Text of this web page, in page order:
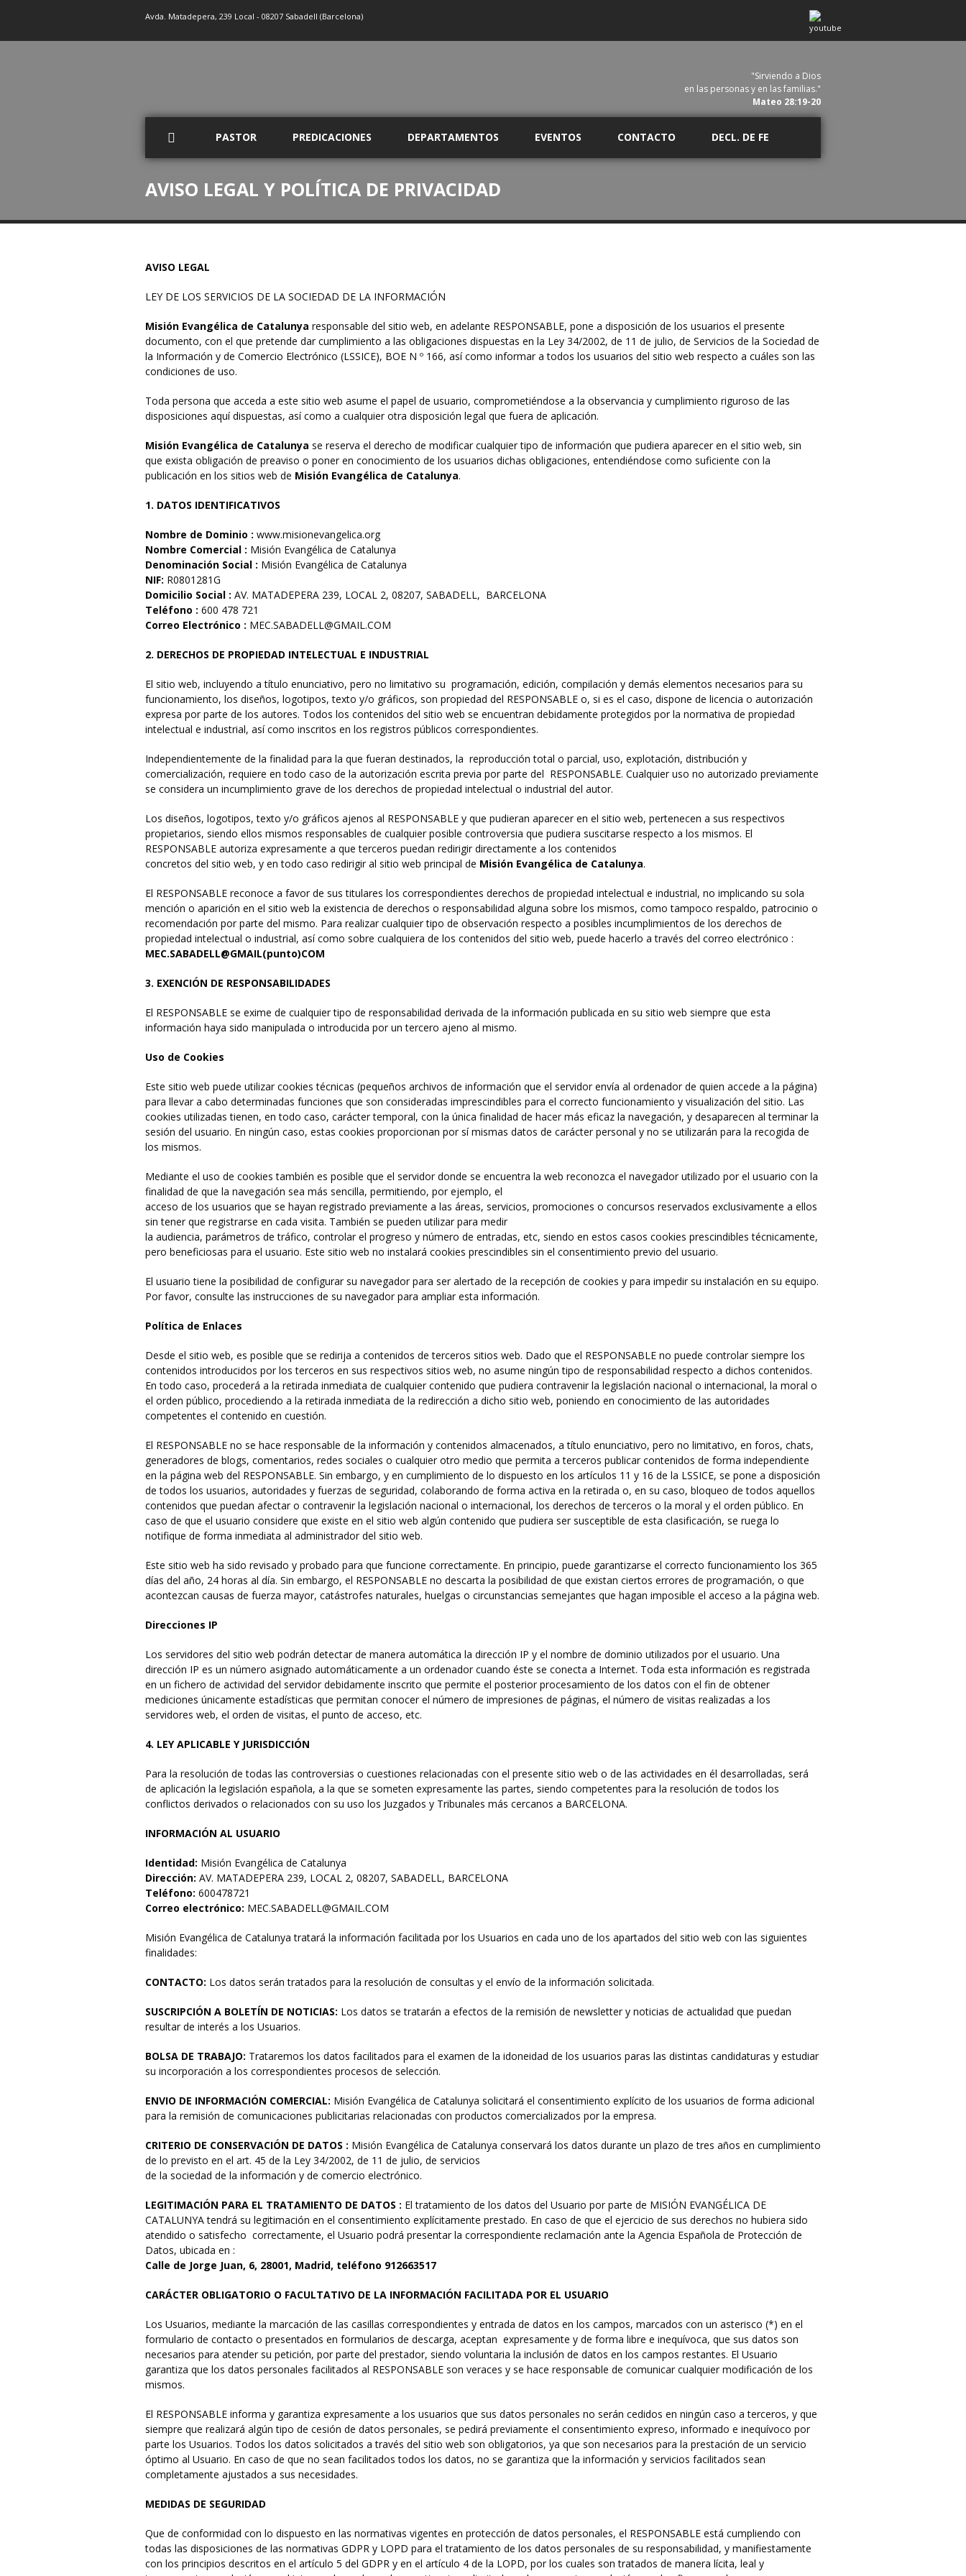
Avda. Matadepera, 239 Local - 08207 Sabadell (Barcelona)
"Sirviendo a Dios
en las personas y en las familias."
Mateo 28:19-20
PASTOR PREDICACIONES DEPARTAMENTOS EVENTOS CONTACTO DECL. DE FE
AVISO LEGAL Y POLÍTICA DE PRIVACIDAD
AVISO LEGAL
LEY DE LOS SERVICIOS DE LA SOCIEDAD DE LA INFORMACIÓN
Misión Evangélica de Catalunya responsable del sitio web, en adelante RESPONSABLE, pone a disposición de los usuarios el presente
documento, con el que pretende dar cumplimiento a las obligaciones dispuestas en la Ley 34/2002, de 11 de julio, de Servicios de la Sociedad de
la Información y de Comercio Electrónico (LSSICE), BOE N º 166, así como informar a todos los usuarios del sitio web respecto a cuáles son las
condiciones de uso.
Toda persona que acceda a este sitio web asume el papel de usuario, comprometiéndose a la observancia y cumplimiento riguroso de las
disposiciones aquí dispuestas, así como a cualquier otra disposición legal que fuera de aplicación.
Misión Evangélica de Catalunya se reserva el derecho de modificar cualquier tipo de información que pudiera aparecer en el sitio web, sin
que exista obligación de preaviso o poner en conocimiento de los usuarios dichas obligaciones, entendiéndose como suficiente con la
publicación en los sitios web de Misión Evangélica de Catalunya.
1. DATOS IDENTIFICATIVOS
Nombre de Dominio : www.misionevangelica.org
Nombre Comercial : Misión Evangélica de Catalunya
Denominación Social : Misión Evangélica de Catalunya
NIF: R0801281G
Domicilio Social : AV. MATADEPERA 239, LOCAL 2, 08207, SABADELL, BARCELONA
Teléfono : 600 478 721
Correo Electrónico : MEC.SABADELL@GMAIL.COM
2. DERECHOS DE PROPIEDAD INTELECTUAL E INDUSTRIAL
El sitio web, incluyendo a título enunciativo, pero no limitativo su programación, edición, compilación y demás elementos necesarios para su
funcionamiento, los diseños, logotipos, texto y/o gráficos, son propiedad del RESPONSABLE o, si es el caso, dispone de licencia o autorización
expresa por parte de los autores. Todos los contenidos del sitio web se encuentran debidamente protegidos por la normativa de propiedad
intelectual e industrial, así como inscritos en los registros públicos correspondientes.
Independientemente de la finalidad para la que fueran destinados, la reproducción total o parcial, uso, explotación, distribución y
comercialización, requiere en todo caso de la autorización escrita previa por parte del RESPONSABLE. Cualquier uso no autorizado previamente
se considera un incumplimiento grave de los derechos de propiedad intelectual o industrial del autor.
Los diseños, logotipos, texto y/o gráficos ajenos al RESPONSABLE y que pudieran aparecer en el sitio web, pertenecen a sus respectivos
propietarios, siendo ellos mismos responsables de cualquier posible controversia que pudiera suscitarse respecto a los mismos. El
RESPONSABLE autoriza expresamente a que terceros puedan redirigir directamente a los contenidos
concretos del sitio web, y en todo caso redirigir al sitio web principal de Misión Evangélica de Catalunya.
El RESPONSABLE reconoce a favor de sus titulares los correspondientes derechos de propiedad intelectual e industrial, no implicando su sola
mención o aparición en el sitio web la existencia de derechos o responsabilidad alguna sobre los mismos, como tampoco respaldo, patrocinio o
recomendación por parte del mismo. Para realizar cualquier tipo de observación respecto a posibles incumplimientos de los derechos de
propiedad intelectual o industrial, así como sobre cualquiera de los contenidos del sitio web, puede hacerlo a través del correo electrónico :
MEC.SABADELL@GMAIL(punto)COM
3. EXENCIÓN DE RESPONSABILIDADES
El RESPONSABLE se exime de cualquier tipo de responsabilidad derivada de la información publicada en su sitio web siempre que esta
información haya sido manipulada o introducida por un tercero ajeno al mismo.
Uso de Cookies
Este sitio web puede utilizar cookies técnicas (pequeños archivos de información que el servidor envía al ordenador de quien accede a la página)
para llevar a cabo determinadas funciones que son consideradas imprescindibles para el correcto funcionamiento y visualización del sitio. Las
cookies utilizadas tienen, en todo caso, carácter temporal, con la única finalidad de hacer más eficaz la navegación, y desaparecen al terminar la
sesión del usuario. En ningún caso, estas cookies proporcionan por sí mismas datos de carácter personal y no se utilizarán para la recogida de
los mismos.
Mediante el uso de cookies también es posible que el servidor donde se encuentra la web reconozca el navegador utilizado por el usuario con la
finalidad de que la navegación sea más sencilla, permitiendo, por ejemplo, el
acceso de los usuarios que se hayan registrado previamente a las áreas, servicios, promociones o concursos reservados exclusivamente a ellos
sin tener que registrarse en cada visita. También se pueden utilizar para medir
la audiencia, parámetros de tráfico, controlar el progreso y número de entradas, etc, siendo en estos casos cookies prescindibles técnicamente,
pero beneficiosas para el usuario. Este sitio web no instalará cookies prescindibles sin el consentimiento previo del usuario.
El usuario tiene la posibilidad de configurar su navegador para ser alertado de la recepción de cookies y para impedir su instalación en su equipo.
Por favor, consulte las instrucciones de su navegador para ampliar esta información.
Política de Enlaces
Desde el sitio web, es posible que se redirija a contenidos de terceros sitios web. Dado que el RESPONSABLE no puede controlar siempre los
contenidos introducidos por los terceros en sus respectivos sitios web, no asume ningún tipo de responsabilidad respecto a dichos contenidos.
En todo caso, procederá a la retirada inmediata de cualquier contenido que pudiera contravenir la legislación nacional o internacional, la moral o
el orden público, procediendo a la retirada inmediata de la redirección a dicho sitio web, poniendo en conocimiento de las autoridades
competentes el contenido en cuestión.
El RESPONSABLE no se hace responsable de la información y contenidos almacenados, a título enunciativo, pero no limitativo, en foros, chats,
generadores de blogs, comentarios, redes sociales o cualquier otro medio que permita a terceros publicar contenidos de forma independiente
en la página web del RESPONSABLE. Sin embargo, y en cumplimiento de lo dispuesto en los artículos 11 y 16 de la LSSICE, se pone a disposición
de todos los usuarios, autoridades y fuerzas de seguridad, colaborando de forma activa en la retirada o, en su caso, bloqueo de todos aquellos
contenidos que puedan afectar o contravenir la legislación nacional o internacional, los derechos de terceros o la moral y el orden público. En
caso de que el usuario considere que existe en el sitio web algún contenido que pudiera ser susceptible de esta clasificación, se ruega lo
notifique de forma inmediata al administrador del sitio web.
Este sitio web ha sido revisado y probado para que funcione correctamente. En principio, puede garantizarse el correcto funcionamiento los 365
días del año, 24 horas al día. Sin embargo, el RESPONSABLE no descarta la posibilidad de que existan ciertos errores de programación, o que
acontezcan causas de fuerza mayor, catástrofes naturales, huelgas o circunstancias semejantes que hagan imposible el acceso a la página web.
Direcciones IP
Los servidores del sitio web podrán detectar de manera automática la dirección IP y el nombre de dominio utilizados por el usuario. Una
dirección IP es un número asignado automáticamente a un ordenador cuando éste se conecta a Internet. Toda esta información es registrada
en un fichero de actividad del servidor debidamente inscrito que permite el posterior procesamiento de los datos con el fin de obtener
mediciones únicamente estadísticas que permitan conocer el número de impresiones de páginas, el número de visitas realizadas a los
servidores web, el orden de visitas, el punto de acceso, etc.
4. LEY APLICABLE Y JURISDICCIÓN
Para la resolución de todas las controversias o cuestiones relacionadas con el presente sitio web o de las actividades en él desarrolladas, será
de aplicación la legislación española, a la que se someten expresamente las partes, siendo competentes para la resolución de todos los
conflictos derivados o relacionados con su uso los Juzgados y Tribunales más cercanos a BARCELONA.
INFORMACIÓN AL USUARIO
Identidad: Misión Evangélica de Catalunya
Dirección: AV. MATADEPERA 239, LOCAL 2, 08207, SABADELL, BARCELONA
Teléfono: 600478721
Correo electrónico: MEC.SABADELL@GMAIL.COM
Misión Evangélica de Catalunya tratará la información facilitada por los Usuarios en cada uno de los apartados del sitio web con las siguientes
finalidades:
CONTACTO: Los datos serán tratados para la resolución de consultas y el envío de la información solicitada.
SUSCRIPCIÓN A BOLETÍN DE NOTICIAS: Los datos se tratarán a efectos de la remisión de newsletter y noticias de actualidad que puedan
resultar de interés a los Usuarios.
BOLSA DE TRABAJO: Trataremos los datos facilitados para el examen de la idoneidad de los usuarios paras las distintas candidaturas y estudiar
su incorporación a los correspondientes procesos de selección.
ENVIO DE INFORMACIÓN COMERCIAL: Misión Evangélica de Catalunya solicitará el consentimiento explícito de los usuarios de forma adicional
para la remisión de comunicaciones publicitarias relacionadas con productos comercializados por la empresa.
CRITERIO DE CONSERVACIÓN DE DATOS : Misión Evangélica de Catalunya conservará los datos durante un plazo de tres años en cumplimiento
de lo previsto en el art. 45 de la Ley 34/2002, de 11 de julio, de servicios
de la sociedad de la información y de comercio electrónico.
LEGITIMACIÓN PARA EL TRATAMIENTO DE DATOS : El tratamiento de los datos del Usuario por parte de MISIÓN EVANGÉLICA DE
CATALUNYA tendrá su legitimación en el consentimiento explícitamente prestado. En caso de que el ejercicio de sus derechos no hubiera sido
atendido o satisfecho correctamente, el Usuario podrá presentar la correspondiente reclamación ante la Agencia Española de Protección de
Datos, ubicada en :
Calle de Jorge Juan, 6, 28001, Madrid, teléfono 912663517
CARÁCTER OBLIGATORIO O FACULTATIVO DE LA INFORMACIÓN FACILITADA POR EL USUARIO
Los Usuarios, mediante la marcación de las casillas correspondientes y entrada de datos en los campos, marcados con un asterisco (*) en el
formulario de contacto o presentados en formularios de descarga, aceptan expresamente y de forma libre e inequívoca, que sus datos son
necesarios para atender su petición, por parte del prestador, siendo voluntaria la inclusión de datos en los campos restantes. El Usuario
garantiza que los datos personales facilitados al RESPONSABLE son veraces y se hace responsable de comunicar cualquier modificación de los
mismos.
El RESPONSABLE informa y garantiza expresamente a los usuarios que sus datos personales no serán cedidos en ningún caso a terceros, y que
siempre que realizará algún tipo de cesión de datos personales, se pedirá previamente el consentimiento expreso, informado e inequívoco por
parte los Usuarios. Todos los datos solicitados a través del sitio web son obligatorios, ya que son necesarios para la prestación de un servicio
óptimo al Usuario. En caso de que no sean facilitados todos los datos, no se garantiza que la información y servicios facilitados sean
completamente ajustados a sus necesidades.
MEDIDAS DE SEGURIDAD
Que de conformidad con lo dispuesto en las normativas vigentes en protección de datos personales, el RESPONSABLE está cumpliendo con
todas las disposiciones de las normativas GDPR y LOPD para el tratamiento de los datos personales de su responsabilidad, y manifiestamente
con los principios descritos en el artículo 5 del GDPR y en el artículo 4 de la LOPD, por los cuales son tratados de manera lícita, leal y